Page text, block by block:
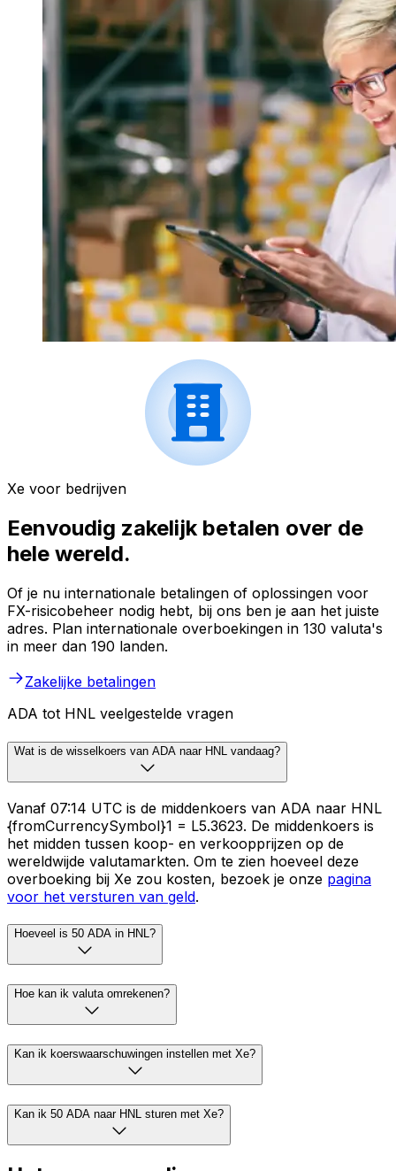
Xe voor bedrijven
Eenvoudig zakelijk betalen over de
hele wereld.
Of je nu internationale betalingen of oplossingen voor
FX-risicobeheer nodig hebt, bij ons ben je aan het juiste
adres. Plan internationale overboekingen in 130 valuta's
in meer dan 190 landen.
Zakelijke betalingen
ADA tot HNL veelgestelde vragen
Wat is de wisselkoers van ADA naar HNL vandaag?
Vanaf 07:14 UTC is de middenkoers van ADA naar HNL
{fromCurrencySymbol}1 = L5.3623. De middenkoers is
het midden tussen koop- en verkoopprijzen op de
wereldwijde valutamarkten. Om te zien hoeveel deze
overboeking bij Xe zou kosten, bezoek je onze pagina
voor het versturen van geld.
Hoeveel is 50 ADA in HNL?
Hoe kan ik valuta omrekenen?
Kan ik koerswaarschuwingen instellen met Xe?
Kan ik 50 ADA naar HNL sturen met Xe?